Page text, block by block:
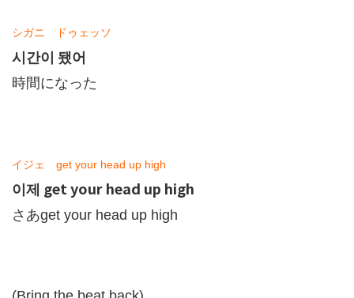
シガニ ドゥェッソ
시간이 됐어
時間になった
イジェ get your head up high
이제 get your head up high
さあget your head up high